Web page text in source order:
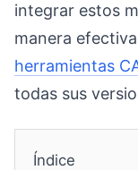
integrar estos
manera
herramientas
todas sus
Índice